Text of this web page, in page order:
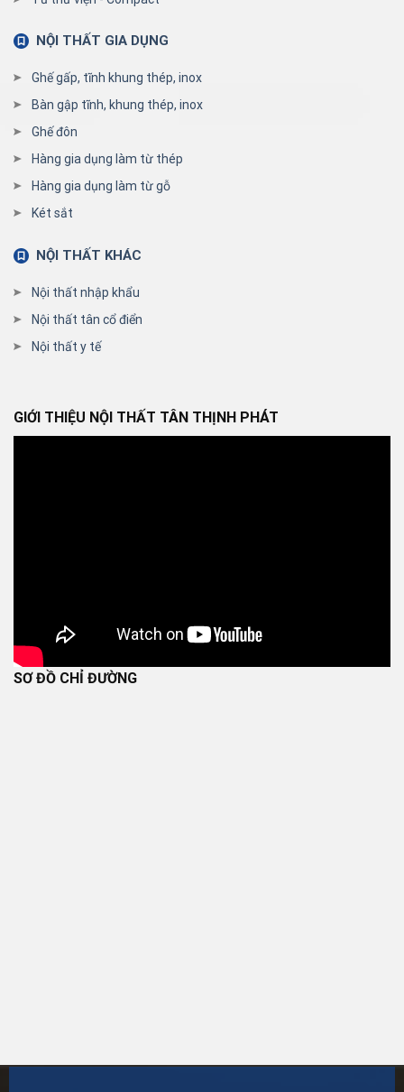
NỘI THẤT GIA DỤNG
Ghế gấp, tĩnh khung thép, inox
Bàn gập tĩnh, khung thép, inox
Ghế đôn
Hàng gia dụng làm từ thép
Hàng gia dụng làm từ gỗ
Két sắt
NỘI THẤT KHÁC
Nội thất nhập khẩu
Nội thất tân cổ điển
Nội thất y tế
GIỚI THIỆU NỘI THẤT TÂN THỊNH PHÁT
SƠ ĐỒ CHỈ ĐƯỜNG